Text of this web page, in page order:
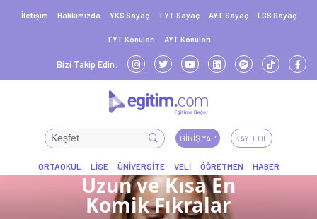
İletişim Hakkımızda YKS Sayaç TYT Sayaç AYT Sayaç LGS Sayaç
TYT Konuları AYT Konuları
Bizi Takip Edin:
GIRIŞ YAP KAYIT OL
Uzun ve Kısa En
Komik Fıkralar